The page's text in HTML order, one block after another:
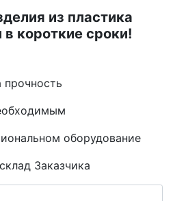
из пластика
короткие сроки!
оборудование
Заказчика